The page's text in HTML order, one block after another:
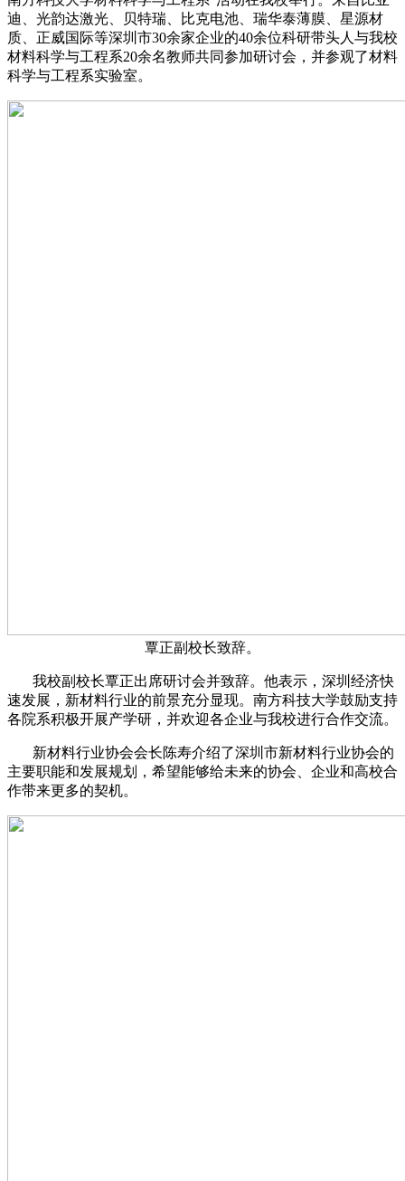
迪、光韵达激光、贝特瑞、比克电池、瑞华泰薄膜、星源材
质、正威国际等深圳市30余家企业的40余位科研带头人与我校
材料科学与工程系20余名教师共同参加研讨会，并参观了材料
科学与工程系实验室。
覃正副校长致辞。
我校副校长覃正出席研讨会并致辞。他表示，深圳经济快
速发展，新材料行业的前景充分显现。南方科技大学鼓励支持
各院系积极开展产学研，并欢迎各企业与我校进行合作交流。
新材料行业协会会长陈寿介绍了深圳市新材料行业协会的
主要职能和发展规划，希望能够给未来的协会、企业和高校合
作带来更多的契机。